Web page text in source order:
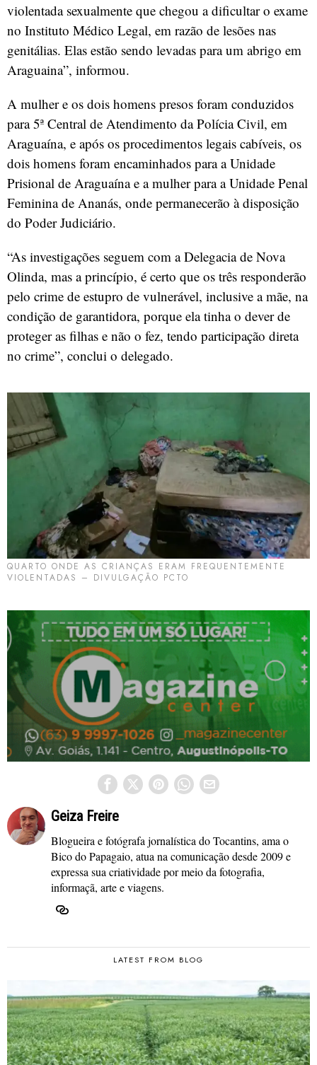
violentada sexualmente que chegou a dificultar o exame
no Instituto Médico Legal, em razão de lesões nas
genitálias. Elas estão sendo levadas para um abrigo em
Araguaina”, informou.
A mulher e os dois homens presos foram conduzidos
para 5ª Central de Atendimento da Polícia Civil, em
Araguaína, e após os procedimentos legais cabíveis, os
dois homens foram encaminhados para a Unidade
Prisional de Araguaína e a mulher para a Unidade Penal
Feminina de Ananás, onde permanecerão à disposição
do Poder Judiciário.
“As investigações seguem com a Delegacia de Nova
Olinda, mas a princípio, é certo que os três responderão
pelo crime de estupro de vulnerável, inclusive a mãe, na
condição de garantidora, porque ela tinha o dever de
proteger as filhas e não o fez, tendo participação direta
no crime”, conclui o delegado.
QUARTO ONDE AS CRIANÇAS ERAM FREQUENTEMENTE
VIOLENTADAS – DIVULGAÇÃO PCTO
Geiza Freire
Blogueira e fotógrafa jornalística do Tocantins, ama o
Bico do Papagaio, atua na comunicação desde 2009 e
expressa sua criatividade por meio da fotografia,
informaçã, arte e viagens.
LATEST FROM BLOG